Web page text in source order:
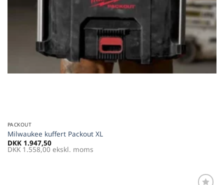
PACKOUT
Milwaukee kuffert Packout XL
DKK 1.947,50
DKK 1.558,00 ekskl. moms